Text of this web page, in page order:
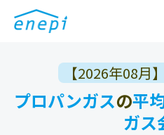
【2026年08月
プロパンガスの平
ガス